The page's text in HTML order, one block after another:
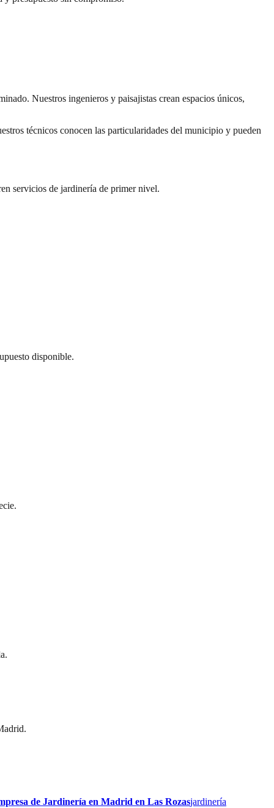
Nuestros ingenieros y paisajistas crean espacios únicos,
técnicos conocen las particularidades del municipio y pueden
servicios de jardinería de primer nivel.
disponible.
de Jardinería en Madrid en Las Rozasjardinería